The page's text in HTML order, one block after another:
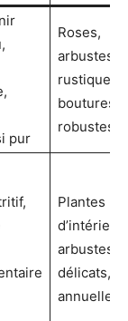
pur
Roses,
arbustes
rustiques,
boutures
robustes
Plantes
d’intérieur,
arbustes
délicats,
annuelles